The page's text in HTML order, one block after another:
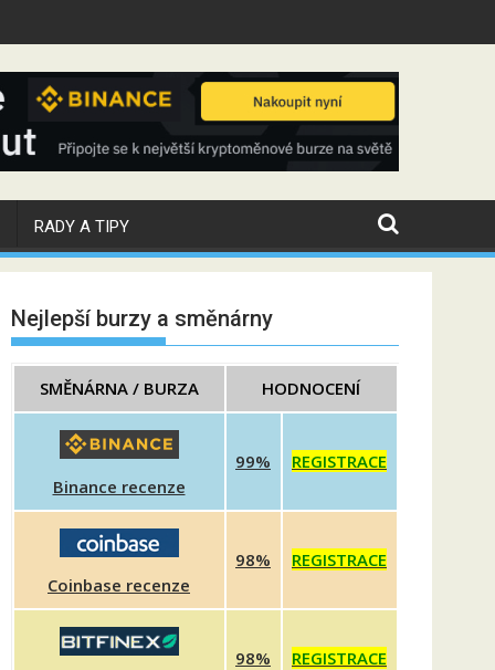
RADY A TIPY
Nejlepší burzy a směnárny
SMĚNÁRNA / BURZA HODNOCENÍ
Binance recenze
99% REGISTRACE
Coinbase recenze
98% REGISTRACE
98% REGISTRACE